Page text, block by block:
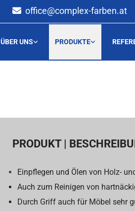
 office@complex-farben.at
ÜBER UNS PRODUKTE
PRODUKT |
Einpflegen und Ölen von Holz-
Auch zum Reinigen von
Durch Griff auch für Möbel sehr